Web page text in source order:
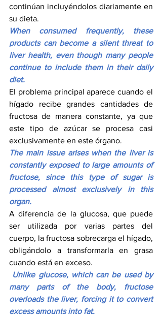
continúan incluyéndolos diariamente en
su dieta.
When consumed frequently, these
products can become a silent threat to
liver health, even though many people
continue to include them in their daily
diet.
El problema principal aparece cuando el
hígado recibe grandes cantidades de
fructosa de manera constante, ya que
este tipo de azúcar se procesa casi
exclusivamente en este órgano.
The main issue arises when the liver is
constantly exposed to large amounts of
fructose, since this type of sugar is
processed almost exclusively in this
organ.
A diferencia de la glucosa, que puede
ser utilizada por varias partes del
cuerpo, la fructosa sobrecarga el hígado,
obligándolo a transformarla en grasa
cuando está en exceso.
Unlike glucose, which can be used by
many parts of the body, fructose
overloads the liver, forcing it to convert
excess amounts into fat.